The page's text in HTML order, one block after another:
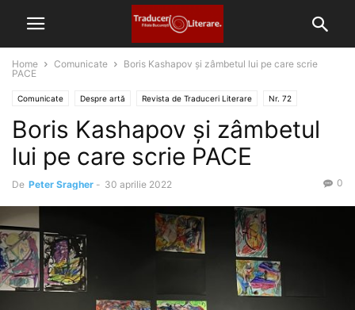
Home Comunicate
Boris Kashapov și zâmbetul lui pe care scrie
PACE
Comunicate Despre artă Revista de Traduceri Literare Nr. 72
Boris Kashapov și zâmbetul
lui pe care scrie PACE
De Peter Sragher - 30 aprilie 2022 0